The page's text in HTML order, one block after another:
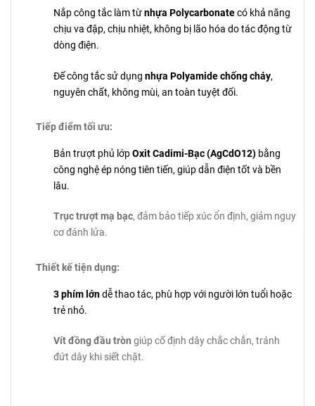
Nắp công tắc làm từnhựa Polycarbonatecó khả năng
chịu va đập, chịu nhiệt, không bị lão hóa do tác động từ
dòng điện.
Đế công tắc sử dụng nhựa Polyamide chống cháy,
nguyên chất, không mùi, an toàn tuyệt đối.
Tiếp điểm tối ưu:
Bản trượt phủ lớpOxit Cadimi-Bạc (AgCdO12) bằng
công nghệ ép nóng tiên tiến, giúp dẫn điện tốt và bền
lâu.
Trục trượt mạ bạc, đảm bảo tiếp xúc ổn định, giảm nguy
cơ đánh lửa.
Thiết kế tiện dụng:
3 phím lớndễ thao tác, phù hợp với người lớn tuổi hoặc
trẻ nhỏ.
Vít đồng đầu tròn giúp cố định dây chắc chắn, tránh
đứt dây khi siết chặt.